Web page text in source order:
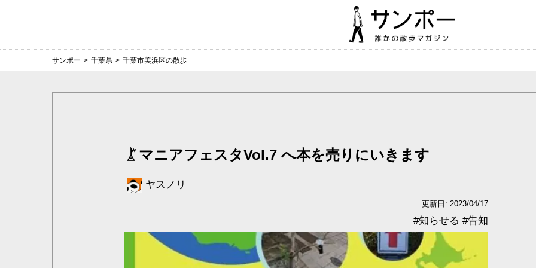
サンポー > 千葉県 > 千葉市美浜区の散歩
マニアフェスタVol.7 へ本を売りにいきます
ヤスノリ
更新日: 2023/04/17
#告知
#知らせる